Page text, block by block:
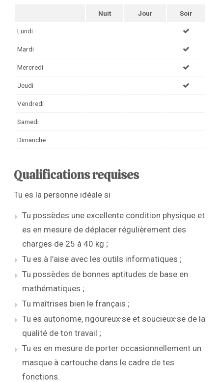
Nuit Jour Soir
Lundi
Mardi
Mercredi
Jeudi
Vendredi
Samedi
Dimanche
Qualifications requises
Tu es la personne idéale si
Tu possèdes une excellente condition physique et
es en mesure de déplacer régulièrement des
charges de 25 à 40 kg ;
Tu es à l’aise avec les outils informatiques ;
Tu possèdes de bonnes aptitudes de base en
mathématiques ;
Tu maîtrises bien le français ;
Tu es autonome, rigoureux·se et soucieux·se de la
qualité de ton travail ;
Tu es en mesure de porter occasionnellement un
masque à cartouche dans le cadre de tes
fonctions.